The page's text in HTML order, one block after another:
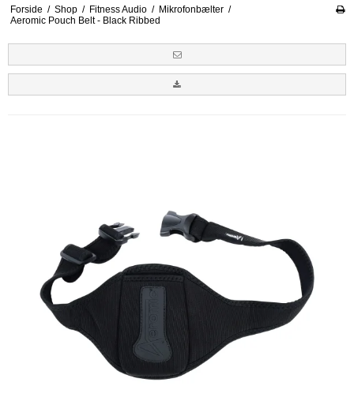
Forside / Shop / Fitness Audio / Mikrofonbælter /
Aeromic Pouch Belt - Black Ribbed